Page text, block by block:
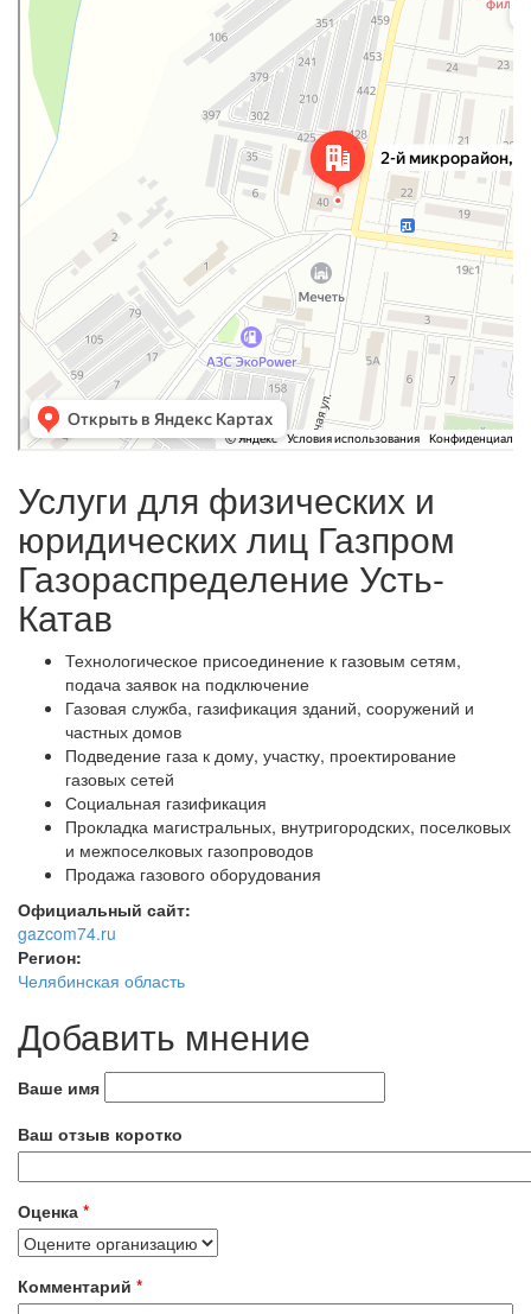
Услуги для физических и
юридических лиц Газпром
Газораспределение Усть-
Катав
Технологическое присоединение к газовым сетям,
подача заявок на подключение
Газовая служба, газификация зданий, сооружений и
частных домов
Подведение газа к дому, участку, проектирование
газовых сетей
Социальная газификация
Прокладка магистральных, внутригородских, поселковых
и межпоселковых газопроводов
Продажа газового оборудования
Официальный сайт:
gazcom74.ru
Регион:
Челябинская область
Добавить мнение
Ваше имя
Ваш отзыв коротко
Оценка *
Комментарий *